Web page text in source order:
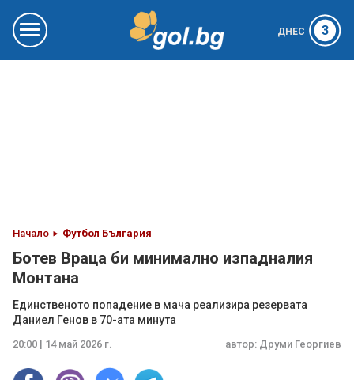
ДНЕС 3
Начало Футбол България
Ботев Враца би минимално изпадналия
Монтана
Единственото попадение в мача реализира резервата
Даниел Генов в 70-ата минута
20:00 | 14 май 2026 г. автор: Друми Георгиев